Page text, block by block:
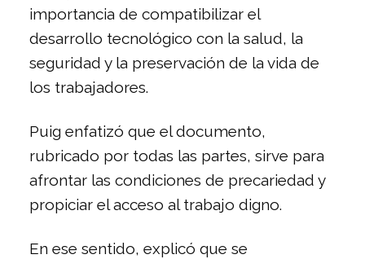
importancia de compatibilizar el
desarrollo tecnológico con la salud, la
seguridad y la preservación de la vida de
los trabajadores.
Puig enfatizó que el documento,
rubricado por todas las partes, sirve para
afrontar las condiciones de precariedad y
propiciar el acceso al trabajo digno.
En ese sentido, explicó que se